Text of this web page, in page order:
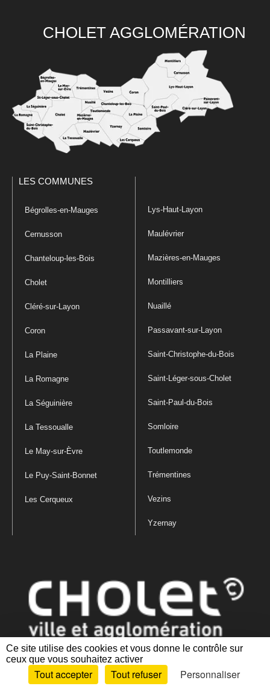
Ce site utilise des cookies et vous donne le contrôle sur
ceux que vous souhaitez activer
Tout accepter Tout refuser
Personnaliser
CHOLET AGGLOMÉRATION
LES COMMUNES
Bégrolles-en-Mauges
Cernusson
Chanteloup-les-Bois
Cholet
Cléré-sur-Layon
Coron
La Plaine
La Romagne
La Séguinière
La Tessoualle
Le May-sur-Èvre
Le Puy-Saint-Bonnet
Les Cerqueux
Lys-Haut-Layon
Maulévrier
Mazières-en-Mauges
Montilliers
Nuaillé
Passavant-sur-Layon
Saint-Christophe-du-Bois
Saint-Léger-sous-Cholet
Saint-Paul-du-Bois
Somloire
Toutlemonde
Trémentines
Vezins
Yzernay
Mentions légales|Politique de confidentialité
des cookies |Plan du site Accessibilité : partiellement conforme